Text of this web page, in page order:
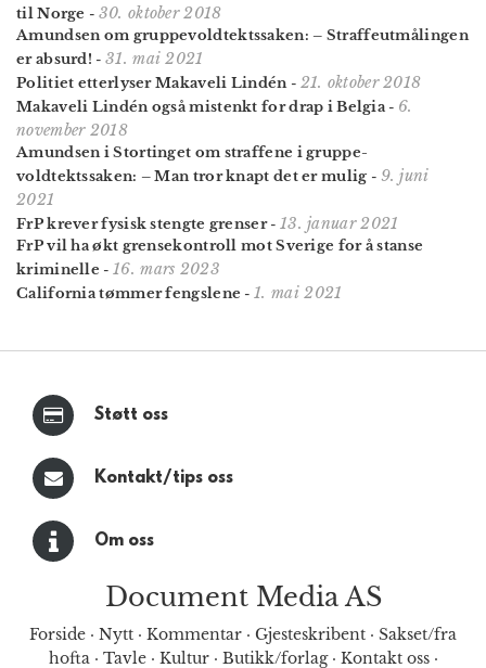
til Norge - 30. oktober 2018
Amundsen om gruppe­voldtekts­saken: – Straffe­utmålingen
er absurd! - 31. mai 2021
Politiet etterlyser Makaveli Lindén- 21. oktober 2018
Makaveli Lindén også mistenkt for drap i Belgia - 6.
november 2018
Amundsen i Stortinget om straffene i gruppe­
voldtektssaken: – Man tror knapt det er mulig - 9. juni
2021
FrP krever fysisk stengte grenser- 13. januar 2021
FrP vil ha økt grensekontroll mot Sverige for å stanse
kriminelle - 16. mars 2023
California tømmer fengslene -1. mai 2021
Støtt oss
Kontakt/tips oss
Om oss
Document Media AS
Forside · Nytt · Kommentar · Gjesteskribent · Sakset/fra
hofta· Tavle· Kultur· Butikk/forlag· Kontakt oss·